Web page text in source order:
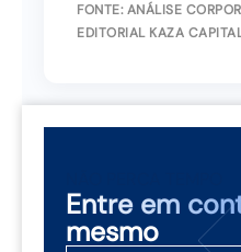
FONTE: ANÁLISE
EDITORIAL KAZA
Entre em
mesmo